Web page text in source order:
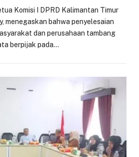
Komisi I DPRD Kalimantan Timur
menegaskan bahwa penyelesaian
dan perusahaan tambang
berpijak pada…